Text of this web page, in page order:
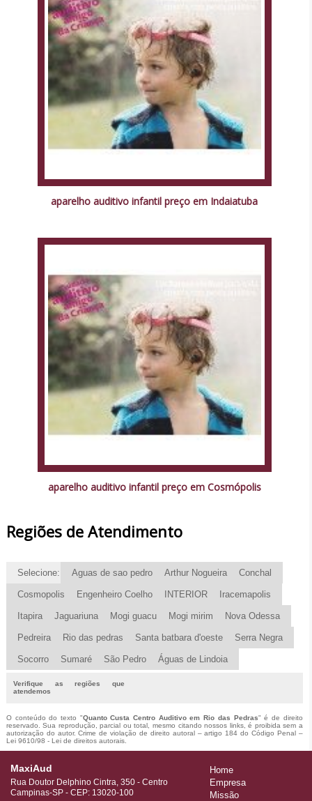
aparelho auditivo infantil preço em Indaiatuba
aparelho auditivo infantil preço em Cosmópolis
Regiões de Atendimento
Selecione: Aguas de sao pedro Arthur Nogueira Conchal
Cosmopolis Engenheiro Coelho INTERIOR Iracemapolis
Itapira Jaguariuna Mogi guacu Mogi mirim Nova Odessa
Pedreira Rio das pedras Santa batbara d'oeste Serra Negra
Socorro Sumaré São Pedro Águas de Lindoia
Verifique as regiões que
atendemos
O conteúdo do texto "Quanto Custa Centro Auditivo em Rio das Pedras" é de direito
reservado. Sua reprodução, parcial ou total, mesmo citando nossos links, é proibida sem a
autorização do autor. Crime de violação de direito autoral – artigo 184 do Código Penal –
Lei 9610/98 - Lei de direitos autorais.
MaxiAud
Rua Doutor Delphino Cintra, 350 - Centro
Campinas-SP - CEP: 13020-100
Home
Empresa
Missão